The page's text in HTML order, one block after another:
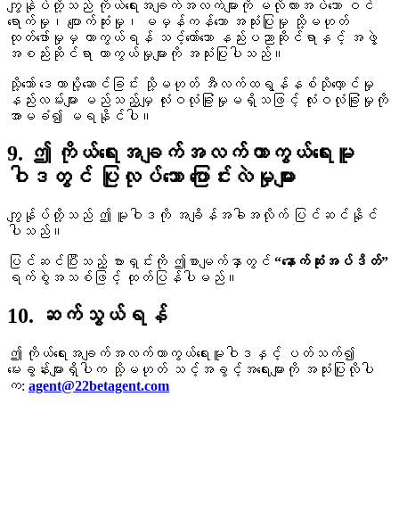
ကျွန်ုပ်တို့သည် ကိုယ်ရေးအချက်အလက်များကို မလိုလားအပ်သော ဝင်
ရောက်မှု၊ ပျောက်ဆုံးမှု၊ မမှန်ကန်သော အသုံးပြုမှု သို့မဟုတ်
ထုတ်ဖော်မှုမှ ကာကွယ်ရန် သင့်တော်သော နည်းပညာဆိုင်ရာနှင့် အဖွဲ့
အစည်းဆိုင်ရာ ကာကွယ်မှုများကို အသုံးပြုပါသည်။
သို့သော် ဒေတာပို့ဆောင်ခြင်း သို့မဟုတ် အီလက်ထရွန်နစ်သိုလှောင်မှု
နည်းလမ်းများ မည်သည့်မျှ လုံးဝလုံခြုံမှုမရှိသဖြင့် လုံးဝလုံခြုံမှုကို
အာမခံ၍ မရနိုင်ပါ။
9. ဤ ကိုယ်ရေးအချက်အလက်ကာကွယ်ရေးမူ
ဝါဒတွင် ပြုလုပ်သော ပြောင်းလဲမှုများ
ကျွန်ုပ်တို့သည် ဤ မူဝါဒကို အချိန်အခါအလိုက် ပြင်ဆင်နိုင်
ပါသည်။
ပြင်ဆင်ပြီးသည့် ဗားရှင်းကို ဤစာမျက်နှာတွင် “နောက်ဆုံးအပ်ဒိတ်”
ရက်စွဲအသစ်ဖြင့် ထုတ်ပြန်ပါမည်။
10. ဆက်သွယ်ရန်
ဤ ကိုယ်ရေးအချက်အလက်ကာကွယ်ရေးမူဝါဒနှင့် ပတ်သက်၍
မေးခွန်းများရှိပါက သို့မဟုတ် သင့်အခွင့်အရေးများကို အသုံးပြုလိုပါ
က: agent@22betagent.com